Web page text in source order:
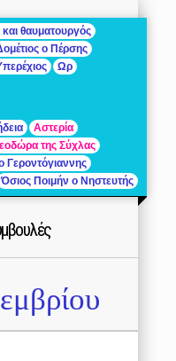
θαυματουργός
ο Πέρσης
Ωρ
Αστερία
της Σύχλας
Γεροντόγιαννης
Όσιος Ποιμήν ο Νηστευτής